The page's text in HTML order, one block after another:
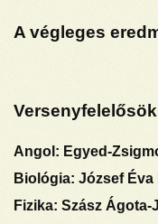
A végleges
Versenyfelelősök
Angol : Egyed-
Biológia: József
Fizika: Szász Ágota-